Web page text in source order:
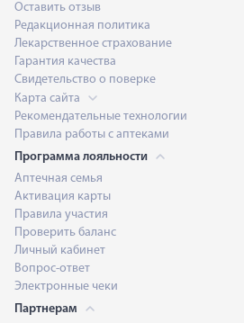
Оставить отзыв
Редакционная политика
Лекарственное страхование
Гарантия качества
Свидетельство о поверке
Карта сайта
Рекомендательные технологии
Правила работы с аптеками
Программа лояльности
Аптечная семья
Активация карты
Правила участия
Проверить баланс
Личный кабинет
Вопрос-ответ
Электронные чеки
Партнерам